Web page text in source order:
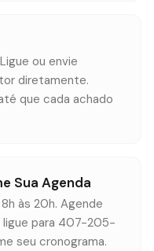
ou envie
diretamente.
que cada achado
Sua Agenda
às 20h. Agende
ligue para 407-205-
seu cronograma.